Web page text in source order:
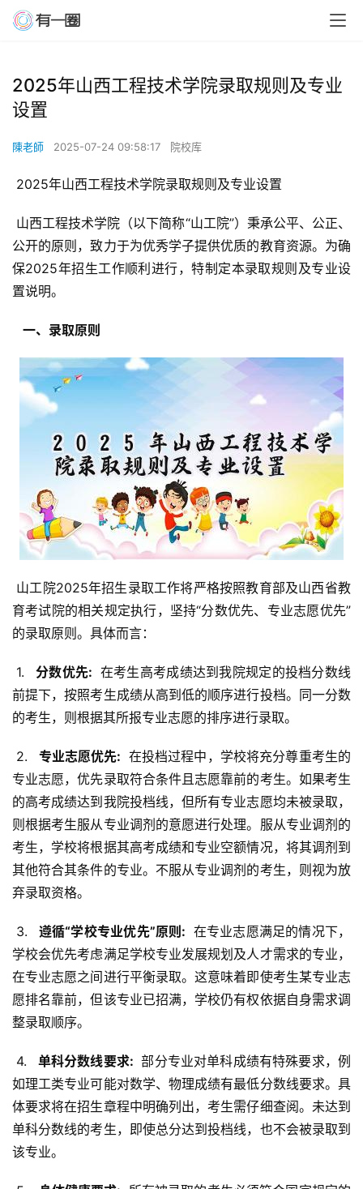
2025年山西工程技术学院录取规则及专业
设置
陳老師 2025-07-24 09:58:17 院校库
2025年山西工程技术学院录取规则及专业设置
公开的原则，致力于为优秀学子提供优质的教育资源。为确
保2025年招生工作顺利进行，特制定本录取规则及专业设
置说明。
  一、录取原则
育考试院的相关规定执行，坚持“分数优先、专业志愿优先”
的录取原则。具体而言：
1.
  分数优先:
在考生高考成绩达到我院规定的投档分数线
前提下，按照考生成绩从高到低的顺序进行投档。同一分数
的考生，则根据其所报专业志愿的排序进行录取。
2.
  专业志愿优先:
在投档过程中，学校将充分尊重考生的
专业志愿，优先录取符合条件且志愿靠前的考生。如果考生
的高考成绩达到我院投档线，但所有专业志愿均未被录取，
则根据考生服从专业调剂的意愿进行处理。服从专业调剂的
考生，学校将根据其高考成绩和专业空额情况，将其调剂到
其他符合其条件的专业。不服从专业调剂的考生，则视为放
弃录取资格。
3.
  遵循“学校专业优先”原则:
在专业志愿满足的情况下，
学校会优先考虑满足学校专业发展规划及人才需求的专业，
在专业志愿之间进行平衡录取。这意味着即使考生某专业志
愿排名靠前，但该专业已招满，学校仍有权依据自身需求调
整录取顺序。
4.
  单科分数线要求:
部分专业对单科成绩有特殊要求，例
如理工类专业可能对数学、物理成绩有最低分数线要求。具
体要求将在招生章程中明确列出，考生需仔细查阅。未达到
单科分数线的考生，即使总分达到投档线，也不会被录取到
该专业。